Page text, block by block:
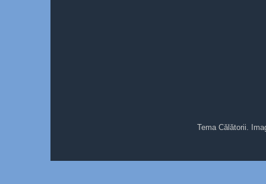
Tema Călătorii.